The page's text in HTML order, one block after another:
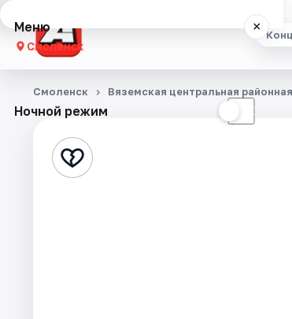
Меню ×
Смоленск
Концерты
Стендап
Ночной режим ☾
Смоленск Вяземская центральная